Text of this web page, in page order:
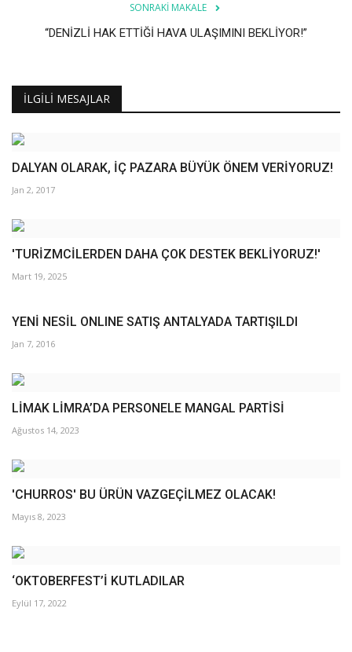
SONRAKI MAKALE
“DENİZLİ HAK ETTİĞİ HAVA ULAŞIMINI BEKLİYOR!”
İLGILI MESAJLAR
DALYAN OLARAK, İÇ PAZARA BÜYÜK ÖNEM VERİYORUZ!
Jan 2, 2017
'TURİZMCİLERDEN DAHA ÇOK DESTEK BEKLİYORUZ!'
Mart 19, 2025
YENİ NESİL ONLINE SATIŞ ANTALYADA TARTIŞILDI
Jan 7, 2016
LİMAK LİMRA’DA PERSONELE MANGAL PARTİSİ
Ağustos 14, 2023
'CHURROS' BU ÜRÜN VAZGEÇİLMEZ OLACAK!
Mayıs 8, 2023
‘OKTOBERFEST’İ KUTLADILAR
Eylül 17, 2022